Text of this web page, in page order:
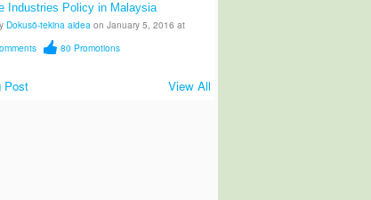
Industries Policy in Malaysia
Dokusō-tekina aideaon January 5, 2016 at
80 Promotions
Post View All